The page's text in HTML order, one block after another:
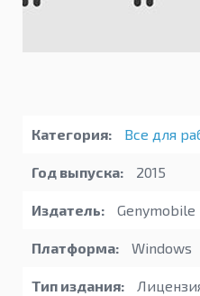
Категория: Все для
Год выпуска: 2015
Издатель: Genymobile
Платформа: Windows
Тип издания: